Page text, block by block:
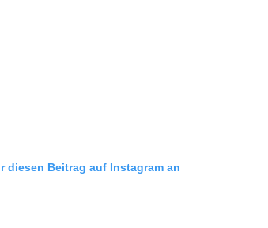
diesen Beitrag auf Instagram an